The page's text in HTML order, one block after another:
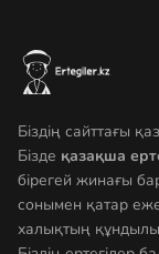
Біздің сайттағы
Бізде қазақша
бірегей жинағы
сонымен қатар
халықтың